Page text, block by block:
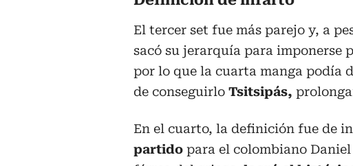
El tercer set fue más parejo y, a
sacó su jerarquía para imponerse
por lo que la cuarta manga podía
de conseguirlo Tsitsipás,
En el cuarto, la definición fue de
partido para el colombiano